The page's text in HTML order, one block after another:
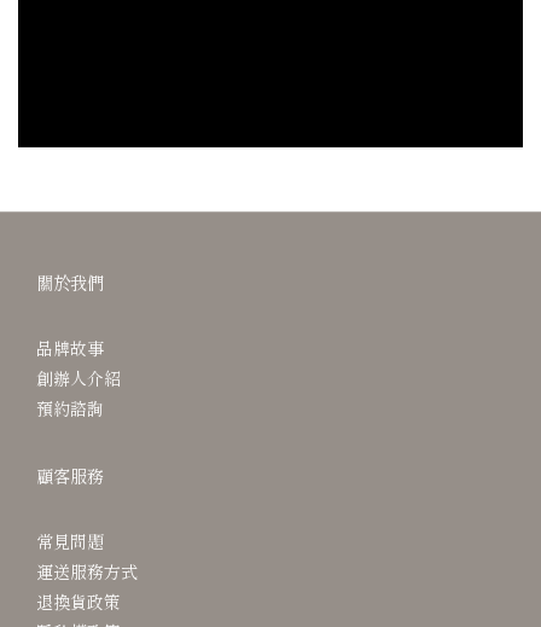
關於我們
品牌故事
創辦人介紹
預約諮詢
顧客服務
常見問題
運送服務方式
退換貨政策